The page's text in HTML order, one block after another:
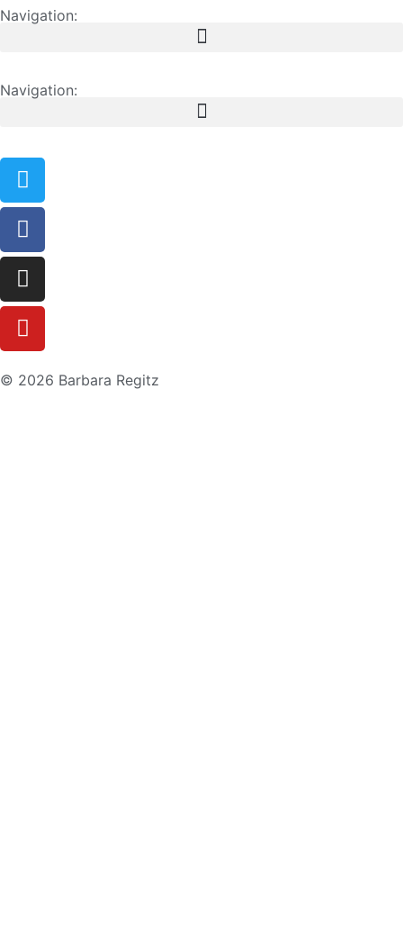
Navigation:
Navigation:
© 2026 Barbara Regitz